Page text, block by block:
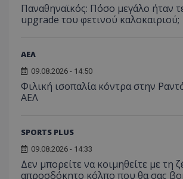
Παναθηναϊκός: Πόσο μεγάλο ήταν
upgrade του φετινού καλοκαιριού;
ΑΕΛ
09.08.2026 - 14:50
Φιλική ισοπαλία κόντρα στην
ΑΕΛ
SPORTS PLUS
09.08.2026 - 14:33
Δεν μπορείτε να κοιμηθείτε με τη
απροσδόκητο κόλπο που θα σας